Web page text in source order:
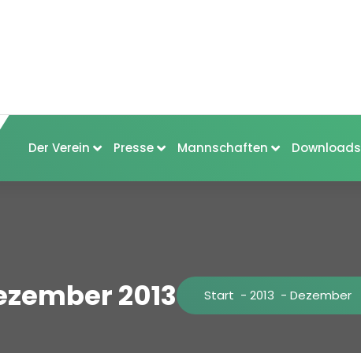
Der Verein Presse Mannschaften Downloads
2013 Start - 2013 - Dezember